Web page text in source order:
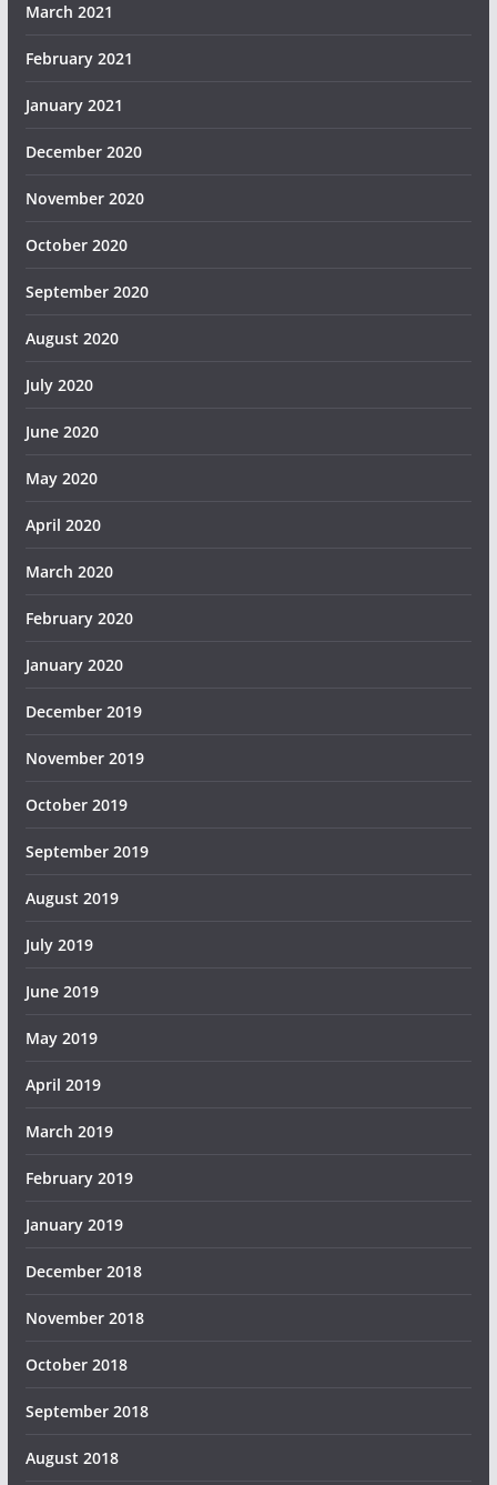
March 2021
February 2021
January 2021
December 2020
November 2020
October 2020
September 2020
August 2020
July 2020
June 2020
May 2020
April 2020
March 2020
February 2020
January 2020
December 2019
November 2019
October 2019
September 2019
August 2019
July 2019
June 2019
May 2019
April 2019
March 2019
February 2019
January 2019
December 2018
November 2018
October 2018
September 2018
August 2018